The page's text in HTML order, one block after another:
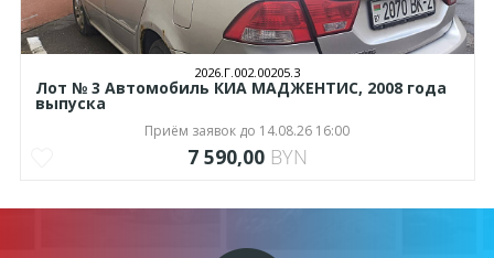
2026.Г.002.00205.3
Лот № 3 Автомобиль КИА МАДЖЕНТИС, 2008 года
выпуска
Приём заявок до 14.08.26 16:00
7 590,00 BYN